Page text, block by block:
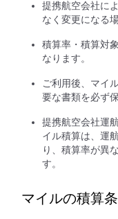
提携航空会社に
なく変更になる
積算率・積算対
なります。
ご利用後、マイ
要な書類を必ず
提携航空会社運
イル積算は、運
り、積算率が異
す。
マイルの積算